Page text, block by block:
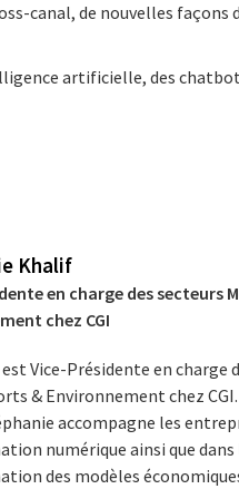
canal, de nouvelles façons
artificielle, des
Khalif
en charge des secteurs
chez CGI
Vice-Présidente en charge
& Environnement chez
accompagne les
numérique ainsi que dans
des modèles